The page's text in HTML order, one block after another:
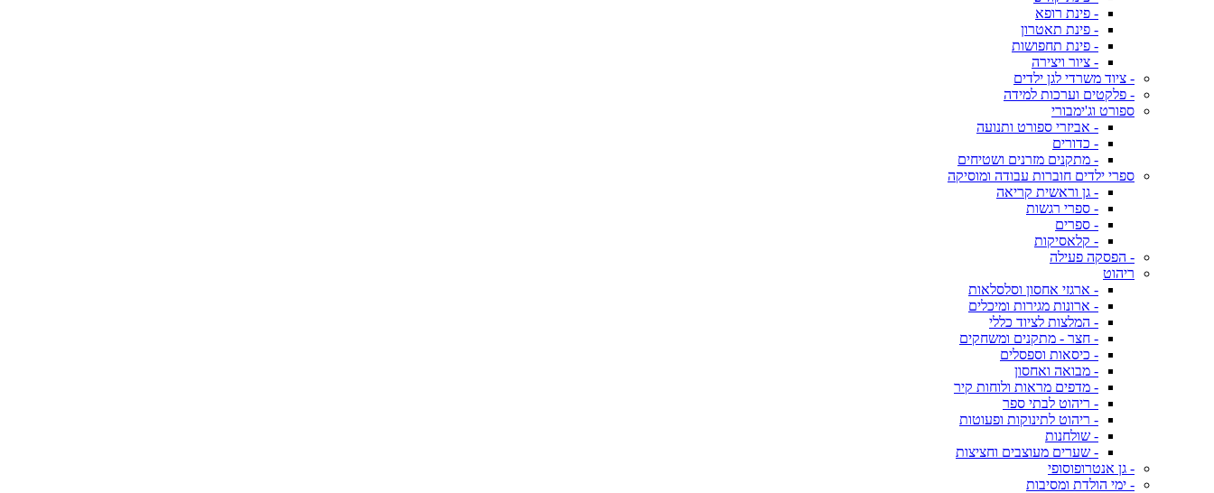
- פינת רופא
- פינת תאטרון
- פינת תחפושות
- ציור ויצירה
- ציוד משרדי לגן ילדים
- פלקטים וערכות למידה
ספורט וג'ימבורי
- אביזרי ספורט ותנועה
- כדורים
- מתקנים מזרנים ושטיחים
ספרי ילדים חוברות עבודה ומוסיקה
- גן וראשית קריאה
- ספרי רגשות
- ספרים
- קלאסיקות
- הפסקה פעילה
ריהוט
- ארגזי אחסון וסלסלאות
- ארונות מגירות ומיכלים
- המלצות לציוד כללי
- חצר - מתקנים ומשחקים
- כיסאות וספסלים
- מבואה ואחסון
- מדפים מראות ולוחות קיר
- ריהוט לבתי ספר
- ריהוט לתינוקות ופעוטות
- שולחנות
- שערים מעוצבים וחציצות
- גן אנטרופוסופי
- ימי הולדת ומסיבות